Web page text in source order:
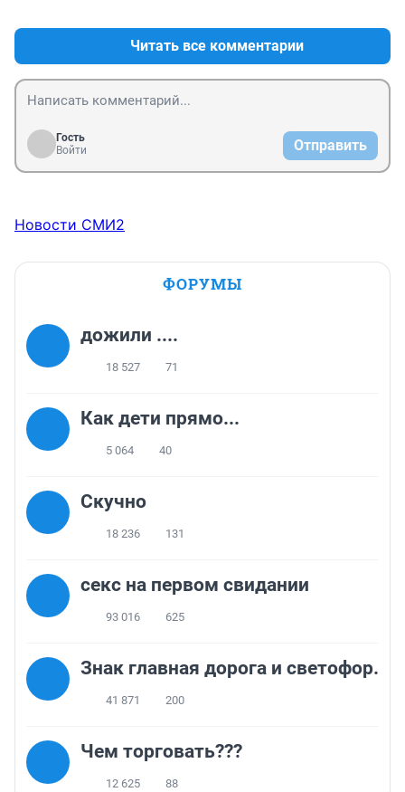
Читать все комментарии
Гость
Войти
Отправить
Новости СМИ2
ФОРУМЫ
дожили ....
18 527 71
Как дети прямо...
5 064 40
Скучно
18 236 131
секс на первом свидании
93 016 625
Знак главная дорога и светофор.
41 871 200
Чем торговать???
12 625 88